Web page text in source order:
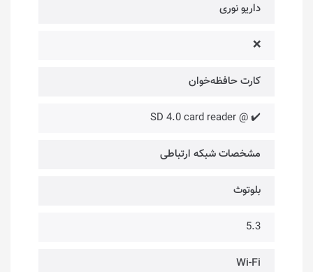
داریو نوری
❌
کارت حافظه‌خوان
✔️ @ SD 4.0 card reader
مشخصات شبکه ارتباطی
بلوتوث
5.3
Wi-Fi